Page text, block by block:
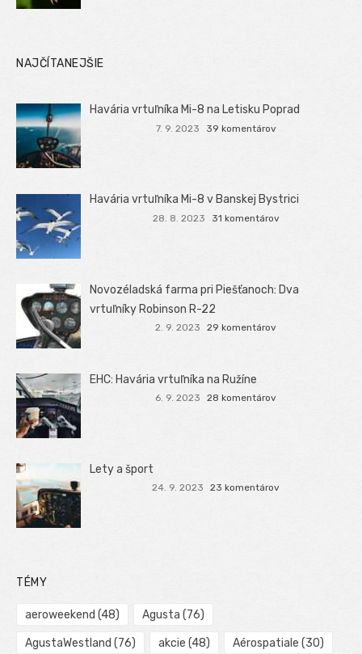
NAJČÍTANEJŠIE
Havária vrtuľníka Mi-8 na Letisku Poprad
7. 9. 2023 39 komentárov
Havária vrtuľníka Mi-8 v Banskej Bystrici
28. 8. 2023 31 komentárov
Novozéladská farma pri Piešťanoch: Dva
vrtuľníky Robinson R-22
2. 9. 2023 29 komentárov
EHC: Havária vrtuľníka na Ružíne
6. 9. 2023 28 komentárov
Lety a šport
24. 9. 2023 23 komentárov
TÉMY
aeroweekend (48) Agusta (76)
AgustaWestland (76) akcie (48) Aérospatiale (30)